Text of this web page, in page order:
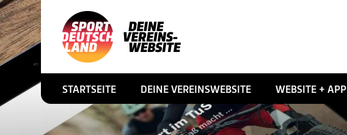
STARTSEITE DEINE VEREINSWEBSITE WEBSITE + APP